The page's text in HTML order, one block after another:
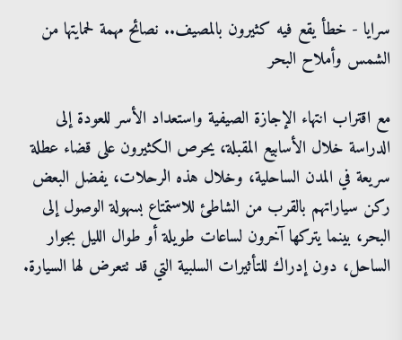
سرايا - خطأ يقع فيه كثيرون بالمصيف.. نصائح مهمة لحمايتها من
الشمس وأملاح البحر
مع اقتراب انتهاء الإجازة الصيفية واستعداد الأسر للعودة إلى
الدراسة خلال الأسابيع المقبلة، يحرص الكثيرون على قضاء عطلة
سريعة في المدن الساحلية، وخلال هذه الرحلات، يفضل البعض
ركن سياراتهم بالقرب من الشاطئ للاستمتاع بسهولة الوصول إلى
البحر، بينما يتركها آخرون لساعات طويلة أو طوال الليل بجوار
الساحل، دون إدراك للتأثيرات السلبية التي قد تتعرض لها السيارة.